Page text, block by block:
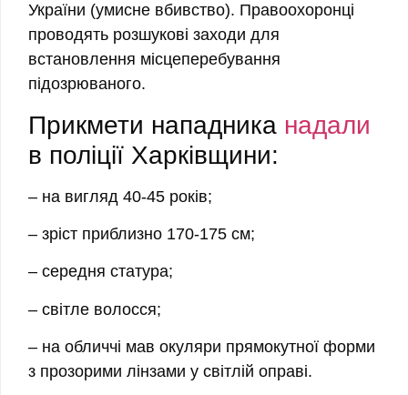
України (умисне вбивство). Правоохоронці
проводять розшукові заходи для
встановлення місцеперебування
підозрюваного.
Прикмети нападника надали
в поліції Харківщини:
– на вигляд 40-45 років;
– зріст приблизно 170-175 см;
– середня статура;
– світле волосся;
– на обличчі мав окуляри прямокутної форми
з прозорими лінзами у світлій оправі.